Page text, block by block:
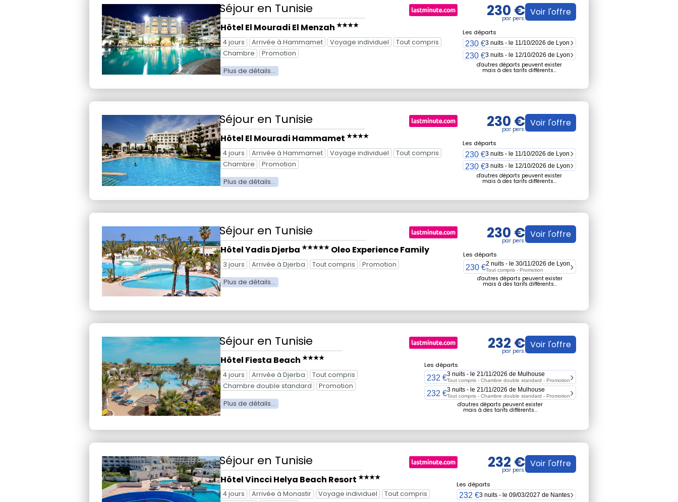
Séjour en Tunisie
Hôtel El Mouradi El Menzah ★★★★
4 jours
Arrivée à Hammamet Voyage individuel
Tout compris
Chambre
Promotion
230 € Voir l'offre
Les départs
230 €3 nuits - le 11/10/2026 de Lyon
230 €3 nuits - le 12/10/2026 de Lyon
d'autres départs peuvent exister
mais à des tarifs différents...
Séjour en Tunisie
Hôtel El Mouradi Hammamet ★★★★
4 jours
Arrivée à Hammamet Voyage individuel
Tout compris
Chambre
Promotion
230 € Voir l'offre
Les départs
230 €3 nuits - le 11/10/2026 de Lyon
230 €3 nuits - le 12/10/2026 de Lyon
d'autres départs peuvent exister
mais à des tarifs différents...
Séjour en Tunisie
Hôtel Yadis Djerba ★★★★★ Oleo Experience Family
3 jours Arrivée à Djerba Tout compris Promotion
230 € Voir l'offre
Les départs
230 €2 nuits - le 30/11/2026 de Lyon
Tout compris - Promotion
d'autres départs peuvent exister
mais à des tarifs différents...
Séjour en Tunisie
Hôtel Fiesta Beach ★★★★
4 jours
Arrivée à Djerba
Tout compris
Chambre double standard
Promotion
232 € Voir l'offre
Les départs
232 €3 nuits - le 21/11/2026 de Mulhouse
Tout compris - Chambre double standard - Promotion
232 €3 nuits - le 21/11/2026 de Mulhouse
Tout compris - Chambre double standard - Promotion
d'autres départs peuvent exister
mais à des tarifs différents...
Séjour en Tunisie
Hôtel Vincci Helya Beach Resort ★★★★
4 jours
Arrivée à Monastir Voyage individuel
Tout compris
232 € Voir l'offre
Les départs
232 €3 nuits - le 09/03/2027 de Nantes